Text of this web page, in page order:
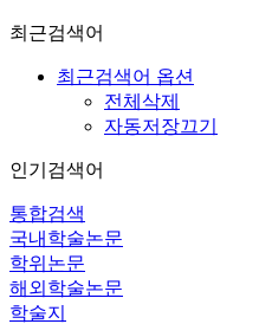
최근검색어
최근검색어 옵션
전체삭제
자동저장끄기
인기검색어
통합검색
국내학술논문
학위논문
해외학술논문
학술지